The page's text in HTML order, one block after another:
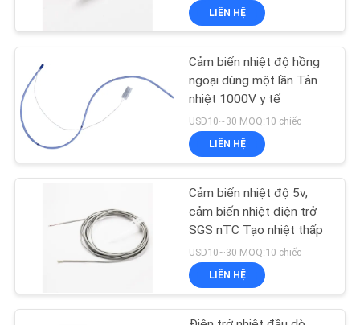
TIN
TỨC
YÊU
CẦU
BÁO
GIÁ
SHOW
LIÊN HỆ
Cảm biến nhiệt độ hồng
ngoại dùng một lần Tản
nhiệt 1000V y tế
USD10~30 MOQ:10 chiếc
LIÊN HỆ
Cảm biến nhiệt độ 5v,
cảm biến nhiệt điện trở
SGS nTC Tạo nhiệt thấp
USD10~30 MOQ:10 chiếc
LIÊN HỆ